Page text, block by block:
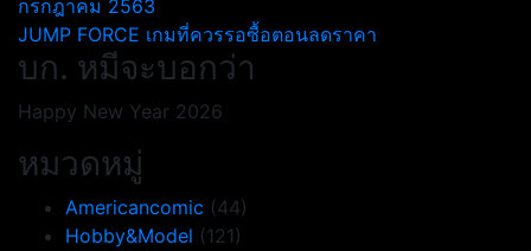
เรื่อง
กรกฎาคม 2563
JUMP FORCE เกมที่ควรรอซื้อตอนลดราคา
บก. หมีจะบอกว่า
Happy New Year 2026
หมวดหมู่
Americancomic (44)
Hobby&Model (121)